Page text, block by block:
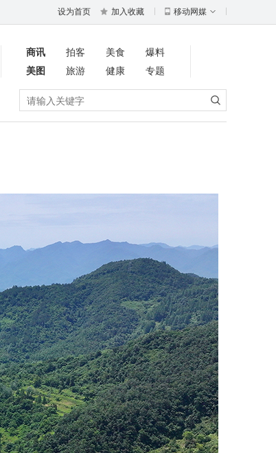
设为首页 加入收藏 移动网媒
商讯 拍客 美食
爆料
美图
旅游 健康
专题